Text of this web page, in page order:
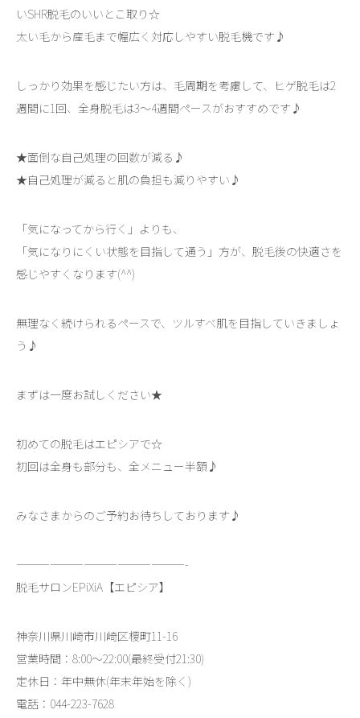
いSHR脱毛のいいとこ取り☆
太い毛から産毛まで幅広く対応しやすい脱毛機です♪
しっかり効果を感じたい方は、毛周期を考慮して、ヒゲ脱毛は2
週間に1回、全身脱毛は3～4週間ペースがおすすめです♪
★面倒な自己処理の回数が減る♪
★自己処理が減ると肌の負担も減りやすい♪
「気になってから行く」よりも、
「気になりにくい状態を目指して通う」方が、脱毛後の快適さを
感じやすくなります(^^)
無理なく続けられるペースで、ツルすべ肌を目指していきましょ
う♪
まずは一度お試しください★
初めての脱毛はエピシアで☆
初回は全身も部分も、全メニュー半額♪
みなさまからのご予約お待ちしております♪
———————————————-
脱毛サロンEPiXiA【エピシア】
神奈川県川崎市川崎区榎町11-16
営業時間：8:00～22:00(最終受付21:30)
定休日：年中無休(年末年始を除く)
電話：044-223-7628